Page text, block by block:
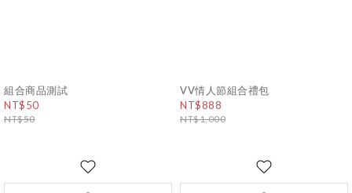
組合商品測試
NT$50
NT$50
VV情人節組合禮包
NT$888
NT$1,000